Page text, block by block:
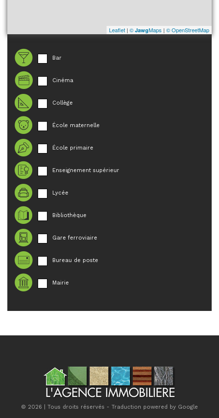
Leaflet | © JawgMaps | © OpenStreetMap
Bar
Cinéma
Collège
École maternelle
École primaire
Enseignement supérieur
Lycée
Bibliothèque
Gare ferroviaire
Bureau de poste
Mairie
© 2026 | Tous droits réservés - Traduction powered by Google